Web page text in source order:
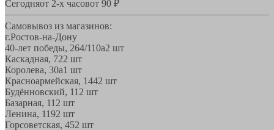
Сегодняот 2-х часовот 90 ₽
Самовывоз из магазинов:
г.Ростов-на-Дону
40-лет победы, 264/110а2 шт
Каскадная, 722 шт
Королева, 30а1 шт
Красноармейская, 1442 шт
Будённовский, 11 2 шт
Базарная, 11 2 шт
Ленина, 1192 шт
Горсоветская, 452 шт